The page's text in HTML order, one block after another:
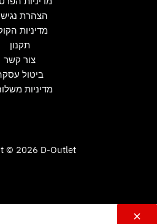
הצהרת
מדיניות
תקנון
צור קשר
ביטול
מדיניות
© 2026 D-Outlet